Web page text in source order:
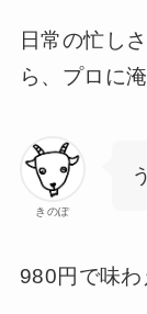
日常の忙し
ら、プロに
きのぽ
980円で味